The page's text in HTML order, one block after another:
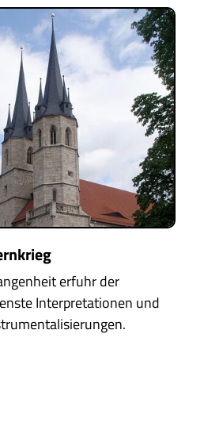
erfuhr der
Interpretationen und